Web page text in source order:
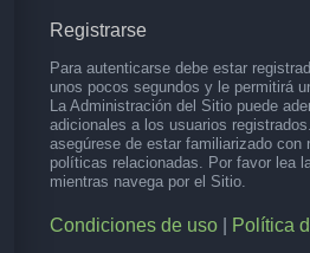
Registrarse
Para autenticarse debe estar
unos pocos segundos y le permitirá
La Administración del Sitio puede
adicionales a los usuarios
asegúrese de estar familiarizado
políticas relacionadas. Por favor lea
mientras navega por el Sitio.
Condiciones de uso Política